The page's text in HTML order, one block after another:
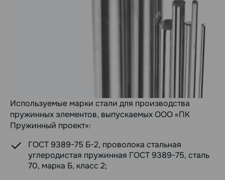
Используемые марки стали для производства
пружинных элементов, выпускаемых ООО «ПК
Пружинный проект»:
ГОСТ 9389-75 Б-2, проволока стальная
углеродистая пружинная ГОСТ 9389-75, сталь
70, марка Б, класс 2;